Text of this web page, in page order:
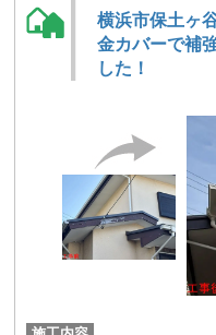
横浜市保土ヶ
金カバーで補
した！